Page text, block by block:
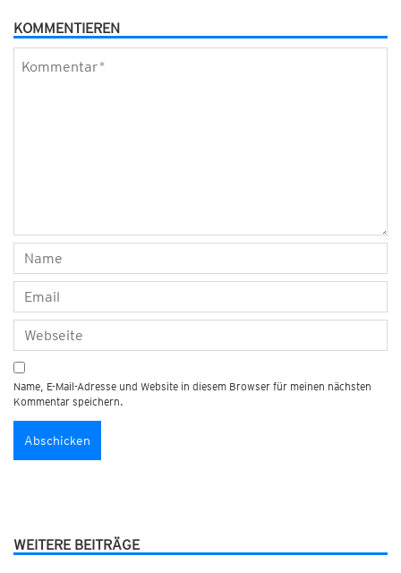
KOMMENTIEREN
Name, E-Mail-Adresse und Website in diesem Browser für meinen nächsten
Kommentar speichern.
WEITERE BEITRÄGE